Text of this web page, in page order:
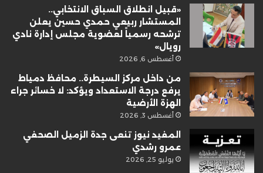
«قبيل انطلاق السباق الانتخابي..
المستشار ربيعي حمدي حسين يعلن
ترشحه رسمياً لعضوية مجلس إدارة نادي
رويال»
أغسطس 6, 2026
من داخل مركز السيطرة.. محافظ دمياط
يرفع درجة الاستعداد ويؤكد: لا خسائر جراء
الهزة الأرضية
أغسطس 3, 2026
المفيد نيوز تنعى جدة الزميل الصحفي
عمرو رشدي
يوليو 25, 2026